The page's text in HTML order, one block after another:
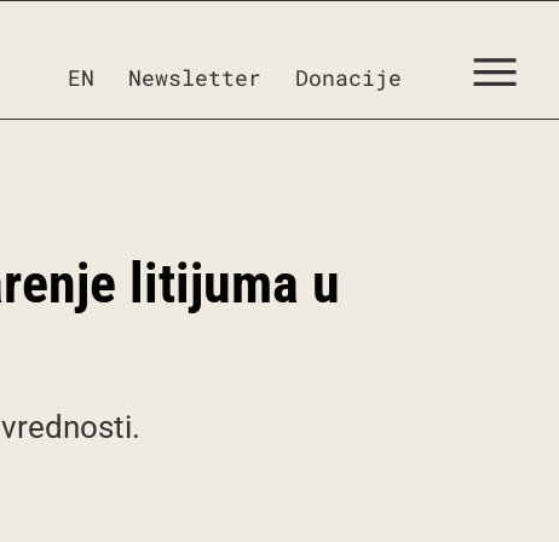
EN Newsletter Donacije
litijuma u